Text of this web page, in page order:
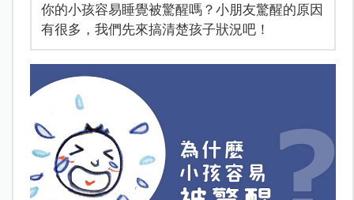
你的小孩容易睡覺被驚醒嗎？小朋友驚醒的原因
有很多，我們先來搞清楚孩子狀況吧！